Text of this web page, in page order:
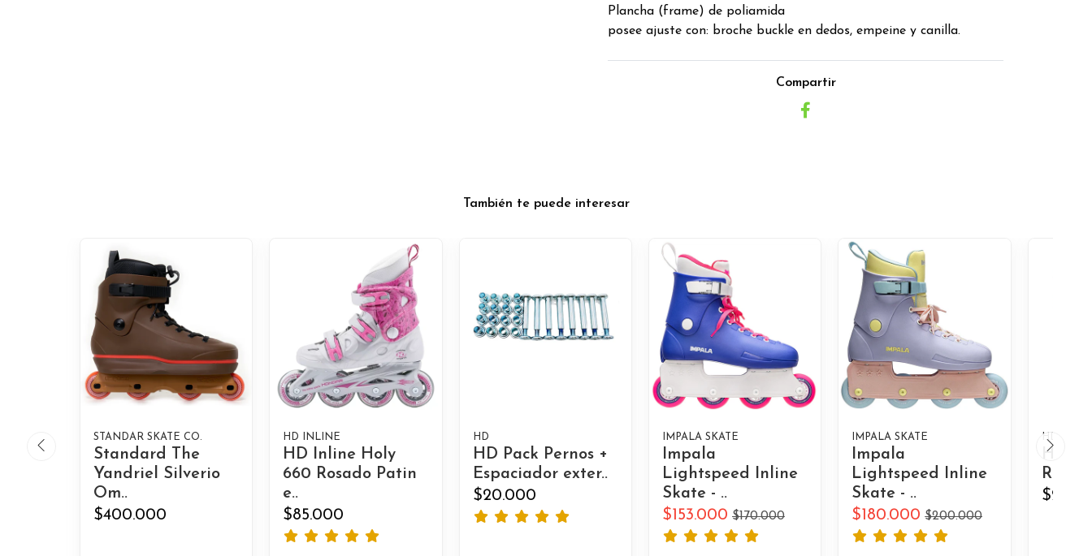
Plancha (frame) de poliamida
posee ajuste con: broche buckle en dedos, empeine y canilla.
Compartir
También te puede interesar
STANDAR SKATE CO.
Standard The
Yandriel Silverio
Om..
$400.000
HD INLINE
HD Inline Holy
660 Rosado Patin
e..
$85.000
HD
HD Pack Pernos +
Espaciador exter..
$20.000
IMPALA SKATE
Impala
Lightspeed Inline
Skate - ..
$153.000 $170.000
IMPALA SKATE
Impala
Lightspeed Inline
Skate - ..
$180.000 $200.000
HD
HD